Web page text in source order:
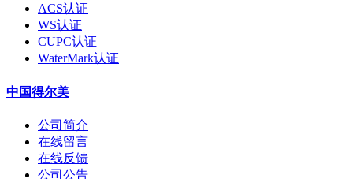
ACS认证
WS认证
CUPC认证
WaterMark认证
中国得尔美
公司简介
在线留言
在线反馈
公司公告